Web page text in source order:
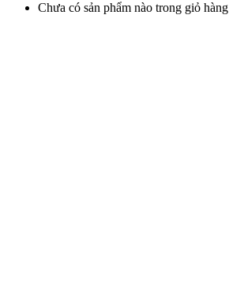
Chưa có sản phẩm nào trong giỏ hàng